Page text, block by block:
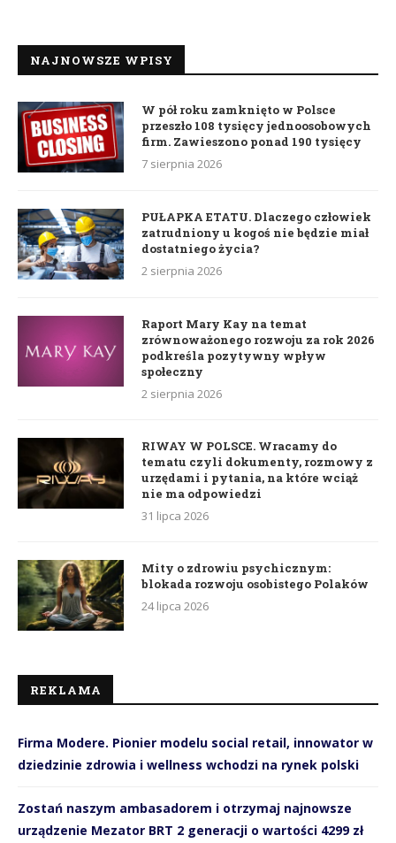
NAJNOWSZE WPISY
W pół roku zamknięto w Polsce
przeszło 108 tysięcy jednoosobowych
firm. Zawieszono ponad 190 tysięcy
7 sierpnia 2026
PUŁAPKA ETATU. Dlaczego człowiek
zatrudniony u kogoś nie będzie miał
dostatniego życia?
2 sierpnia 2026
Raport Mary Kay na temat
zrównoważonego rozwoju za rok 2026
podkreśla pozytywny wpływ
społeczny
2 sierpnia 2026
RIWAY W POLSCE. Wracamy do
tematu czyli dokumenty, rozmowy z
urzędami i pytania, na które wciąż
nie ma odpowiedzi
31 lipca 2026
Mity o zdrowiu psychicznym:
blokada rozwoju osobistego Polaków
24 lipca 2026
REKLAMA
Firma Modere. Pionier modelu social retail, innowator w
dziedzinie zdrowia i wellness wchodzi na rynek polski
Zostań naszym ambasadorem i otrzymaj najnowsze
urządzenie Mezator BRT 2 generacji o wartości 4299 zł